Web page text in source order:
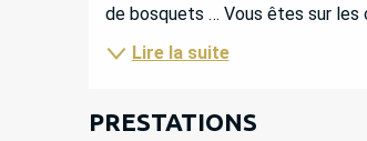
de bosquets … Vous êtes sur les
Lire la suite
PRESTATIONS